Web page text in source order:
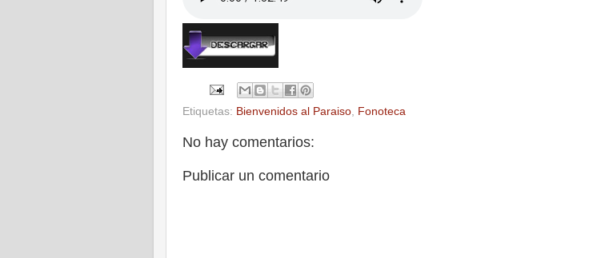
Etiquetas: Bienvenidos al Paraiso, Fonoteca
No hay comentarios:
Publicar un comentario